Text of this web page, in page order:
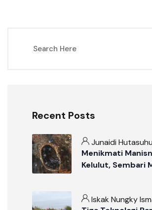
Recent Posts
Junaidi
Menikmati
Kelulut, Sembari
Iskak Nungky